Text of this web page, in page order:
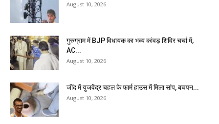
August 10, 2026
गुरुग्राम में BJP विधायक का भव्य कांवड़ शिविर चर्चा में,
AC...
August 10, 2026
जींद में युजवेंद्र चहल के फार्म हाउस में मिला सांप, बचपन...
August 10, 2026